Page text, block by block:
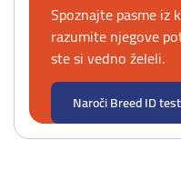
Spoznajte pasme iz
razumite njegove
ste si vedno želeli.
Naroči Breed ID test